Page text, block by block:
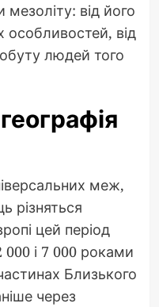
мезоліту: від його
особливостей, від
людей того
меж,
різняться
цей період
і 7 000 роками
Близького
через